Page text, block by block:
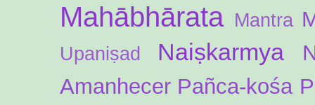
Mahābhārata Mantra
Upaniṣad Naiṣkarmya
Amanhecer Pañca-kośa